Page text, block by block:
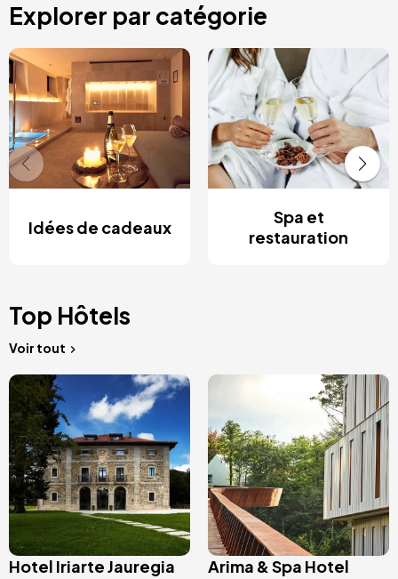
Explorer par catégorie
Idées de cadeaux
Spa et
restauration
Top Hôtels
Voir tout
Image
Hotel Iriarte Jauregia Arima & Spa Hotel